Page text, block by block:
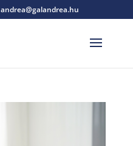
andrea@galandrea.hu